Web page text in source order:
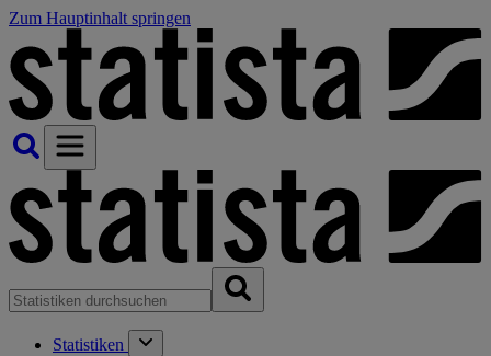
Zum Hauptinhalt springen
Statistiken